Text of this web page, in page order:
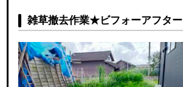
雑草撤去作業★ビフォーアフター